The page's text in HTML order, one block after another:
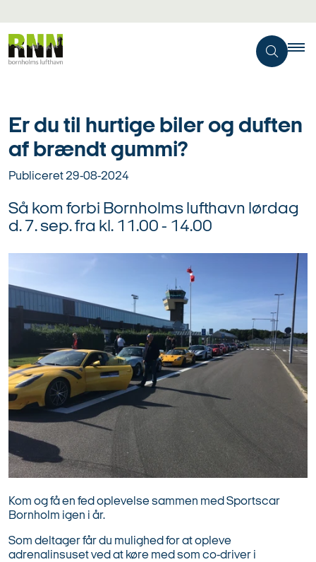
Er du til hurtige biler og duften
af brændt gummi?
Publiceret29-08-2024
Så kom forbi Bornholms lufthavn lørdag
d. 7. sep. fra kl. 11.00 - 14.00
Kom og få en fed oplevelse sammen med Sportscar
Bornholm igen i år.
Som deltager får du mulighed for at opleve
adrenalinsuset ved at køre med som co-driver i